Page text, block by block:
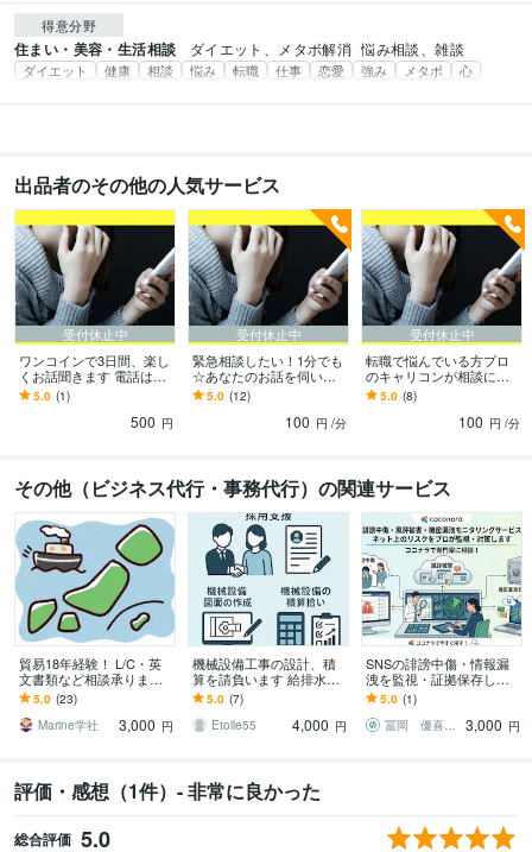
得意分野
住まい・美容・生活相談 ダイエット、メタボ解消 悩み相談、雑談
ダイエット 健康 相談 悩み 転職 仕事 恋愛 強み メタボ 心
出品者のその他の人気サービス
受付休止中
ワンコインで3日間、楽し
くお話聞きます 電話は苦
手だけど誰かと話したい
トークルームで雑談や愚
5.0 (1)
500 円
受付休止中
緊急相談したい！1分でも
☆あなたのお話を伺いま
す とにかく誰かと話した
い方、雑談でもお悩みで
もお気軽にどうぞ
5.0 (12)
100 円 /分
受付休止中
転職で悩んでいる方プロ
のキャリコンが相談にの
ります 会社を辞めたい、
転職したいけれどなかな
か決められない方
5.0 (8)
100 円 /分
その他（ビジネス代行・事務代行）の関連サービス
貿易18年経験！ L/C・英
文書類など相談承ります
～初めてでも安心、輸出
現場で培った知識で全般
サポート～
5.0 (23)
Marine学社
3,000 円
機械設備工事の設計、積
算を請負います 給排水、
空調設備の設計や積算業
務を請負います
5.0 (7)
Etoile55
4,000 円
SNSの誹謗中傷・情報漏
洩を監視・証拠保存しま
す リスクを3段階で早期検
知・証拠保存します！分
析や対策案も！
5.0 (1)
冨岡 優喜（トミークリエイト代表）
3,000 円
評価・感想（1件）- 非常に良かった
総合評価 5.0